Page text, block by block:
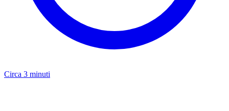
Circa 3 minuti